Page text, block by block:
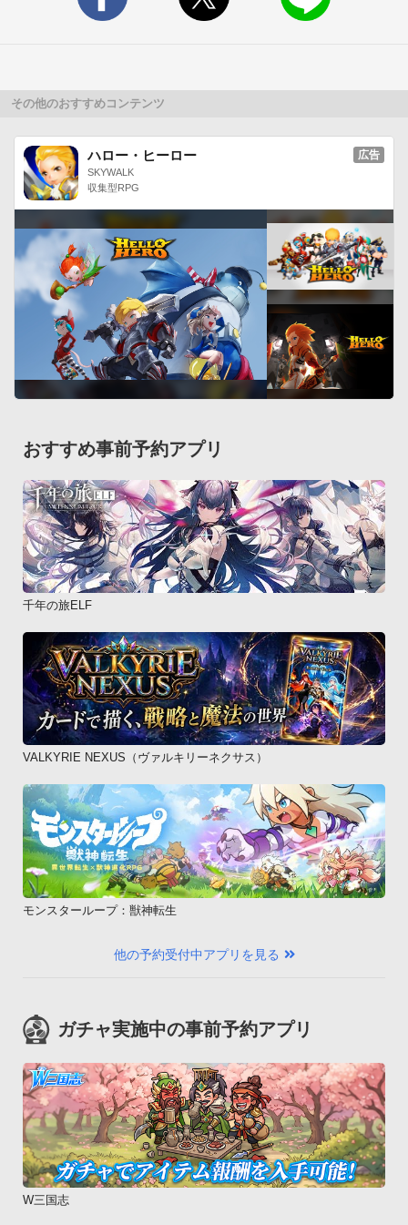
※音楽：魔王魂 様
その他のおすすめコンテンツ
ハロー・ヒーロー
SKYWALK
収集型RPG
広告
おすすめ事前予約アプリ
千年の旅ELF
VALKYRIE NEXUS（ヴァルキリーネクサス）
モンスターループ：獣神転生
他の予約受付中アプリを見る
ガチャ実施中の事前予約アプリ
W三国志